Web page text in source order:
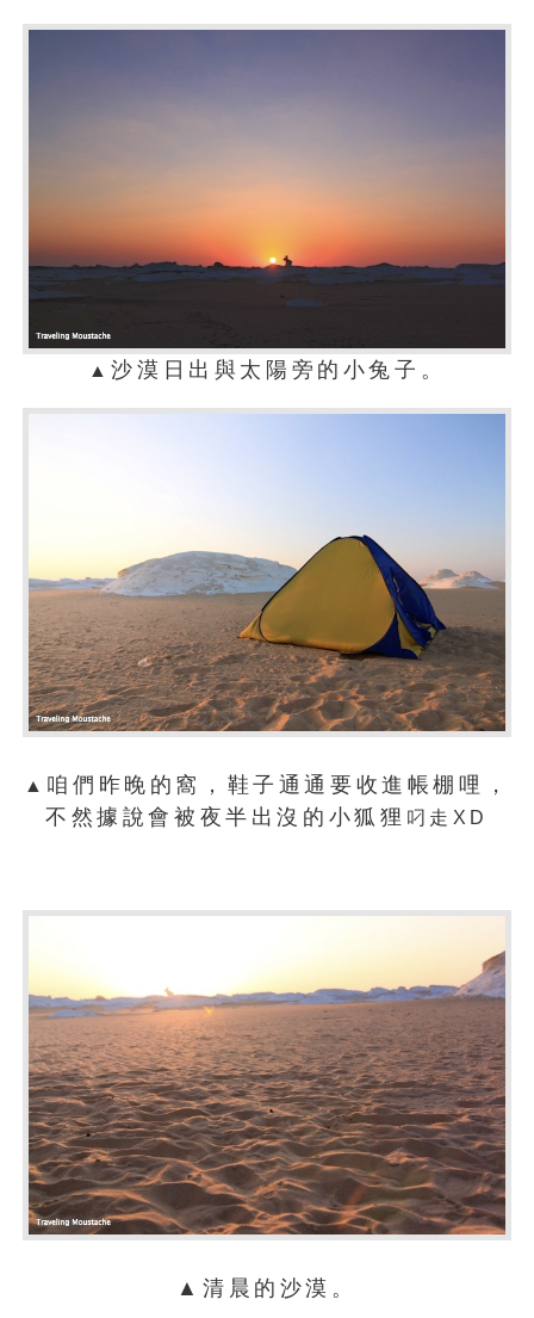
▲沙漠日出與太陽旁的小兔子。
▲ 咱們昨晚的窩，鞋子通通要收進帳棚哩，
不然據說會被夜半出沒的小狐狸 叼走XD
▲清晨的沙漠。